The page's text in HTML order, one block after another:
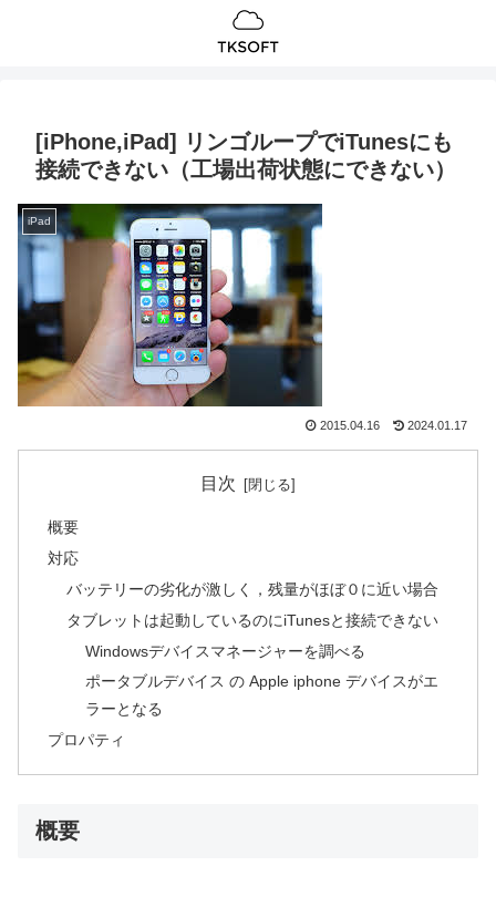
[iPhone,iPad] リンゴループでiTunesにも
接続できない（工場出荷状態にできない）
iPad
2015.04.16 2024.01.17
目次
概要
対応
バッテリーの劣化が激しく，残量がほぼ０に近い場合
タブレットは起動しているのにiTunesと接続できない
Windowsデバイスマネージャーを調べる
ポータブルデバイス の Apple iphone デバイスがエ
ラーとなる
プロパティ
概要